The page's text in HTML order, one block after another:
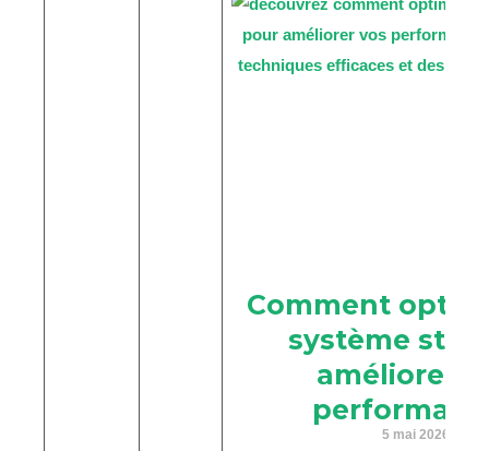
Comment
système stg
améliorer
5 mai 2026